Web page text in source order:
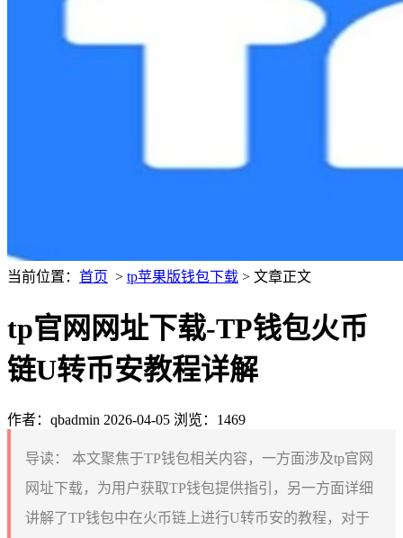
当前位置： 首页 > tp苹果版钱包下载 > 文章正文
tp官网网址下载-TP钱包火币
链U转币安教程详解
作者：qbadmin 2026-04-05 浏览：1469
导读：
本文聚焦于TP钱包相关内容，一方面涉及tp官网
网址下载，为用户获取TP钱包提供指引，另一方面详细
讲解了TP钱包中在火币链上进行U转币安的教程，对于